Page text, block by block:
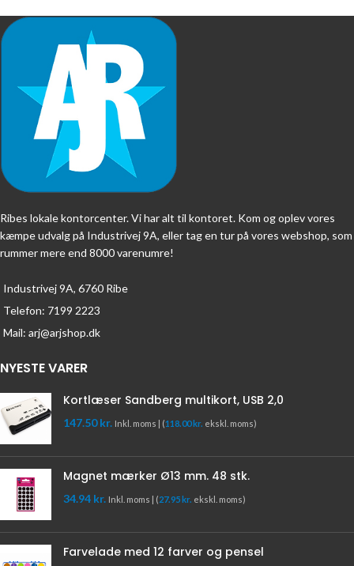
Ribes lokale kontorcenter. Vi har alt til kontoret. Kom og oplev vores
kæmpe udvalg på Industrivej 9A, eller tag en tur på vores webshop, som
rummer mere end 8000 varenumre!
Industrivej 9A, 6760 Ribe
Telefon: 7199 2223
Mail: arj@arjshop.dk
NYESTE VARER
Kortlæser Sandberg multikort, USB 2,0
147.50kr. Inkl. moms | (118.00 kr. ekskl. moms)
Magnet mærker Ø13 mm. 48 stk.
34.94 kr. Inkl. moms | (27.95 kr. ekskl. moms)
Farvelade med 12 farver og pensel